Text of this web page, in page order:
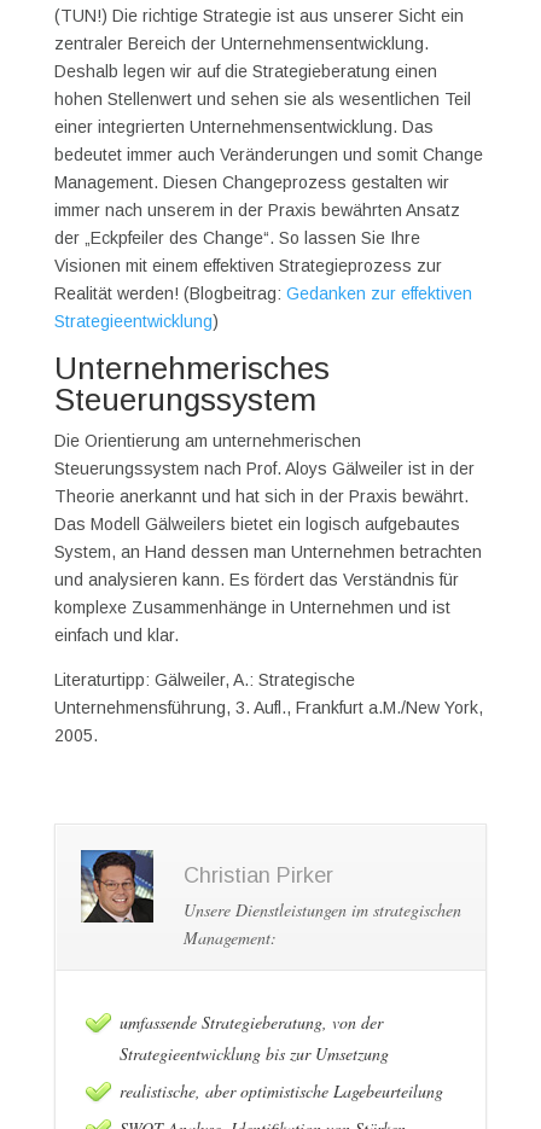
(TUN!) Die richtige Strategie ist aus unserer Sicht ein
zentraler Bereich der Unternehmensentwicklung.
Deshalb legen wir auf die Strategieberatung einen
hohen Stellenwert und sehen sie als wesentlichen Teil
einer integrierten Unternehmensentwicklung. Das
bedeutet immer auch Veränderungen und somit Change
Management. Diesen Changeprozess gestalten wir
immer nach unserem in der Praxis bewährten Ansatz
der „Eckpfeiler des Change“. So lassen Sie Ihre
Visionen mit einem effektiven Strategieprozess zur
Realität werden! (Blogbeitrag: Gedanken zur effektiven
Strategieentwicklung)
Unternehmerisches
Steuerungssystem
Die Orientierung am unternehmerischen
Steuerungssystem nach Prof. Aloys Gälweiler ist in der
Theorie anerkannt und hat sich in der Praxis bewährt.
Das Modell Gälweilers bietet ein logisch aufgebautes
System, an Hand dessen man Unternehmen betrachten
und analysieren kann. Es fördert das Verständnis für
komplexe Zusammenhänge in Unternehmen und ist
einfach und klar.
Literaturtipp: Gälweiler, A.: Strategische
Unternehmensführung, 3. Aufl., Frankfurt a.M./New York,
2005.
Christian Pirker
Unsere Dienstleistungen im strategischen
Management:
umfassende Strategieberatung, von der
Strategieentwicklung bis zur Umsetzung
realistische, aber optimistische Lagebeurteilung